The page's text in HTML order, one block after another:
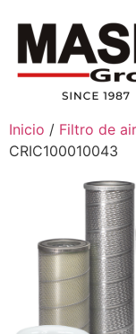
Inicio / Filtro de
CRIC100010043